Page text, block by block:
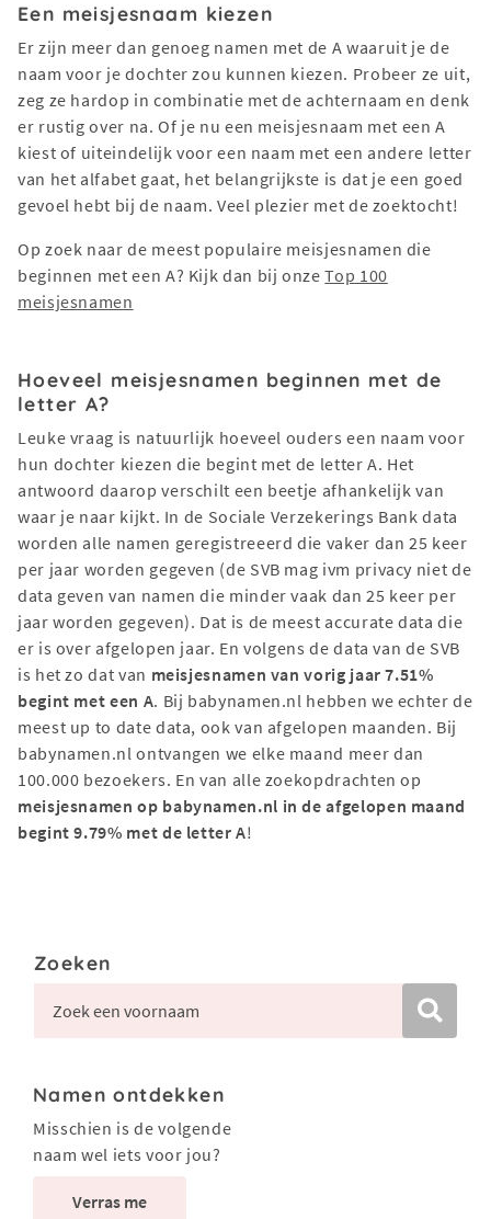
Een meisjesnaam kiezen
Er zijn meer dan genoeg namen met de A waaruit je de
naam voor je dochter zou kunnen kiezen. Probeer ze uit,
zeg ze hardop in combinatie met de achternaam en denk
er rustig over na. Of je nu een meisjesnaam met een A
kiest of uiteindelijk voor een naam met een andere letter
van het alfabet gaat, het belangrijkste is dat je een goed
gevoel hebt bij de naam. Veel plezier met de zoektocht!
Op zoek naar de meest populaire meisjesnamen die
beginnen met een A? Kijk dan bij onzeTop 100
meisjesnamen
Hoeveel meisjesnamen beginnen met de
letter A?
Leuke vraag is natuurlijk hoeveel ouders een naam voor
hun dochter kiezen die begint met de letter A. Het
antwoord daarop verschilt een beetje afhankelijk van
waar je naar kijkt. In de Sociale Verzekerings Bank data
worden alle namen geregistreeerd die vaker dan 25 keer
per jaar worden gegeven (de SVB mag ivm privacy niet de
data geven van namen die minder vaak dan 25 keer per
jaar worden gegeven). Dat is de meest accurate data die
er is over afgelopen jaar. En volgens de data van de SVB
is het zo dat van meisjesnamen van vorig jaar 7.51%
begint met een A. Bij babynamen.nl hebben we echter de
meest up to date data, ook van afgelopen maanden. Bij
babynamen.nl ontvangen we elke maand meer dan
100.000 bezoekers. En van alle zoekopdrachten op
meisjesnamen op babynamen.nl in de afgelopen maand
begint 9.79% met de letter A!
Zoeken
Namen ontdekken
Misschien is de volgende
naam wel iets voor jou?
Verras me